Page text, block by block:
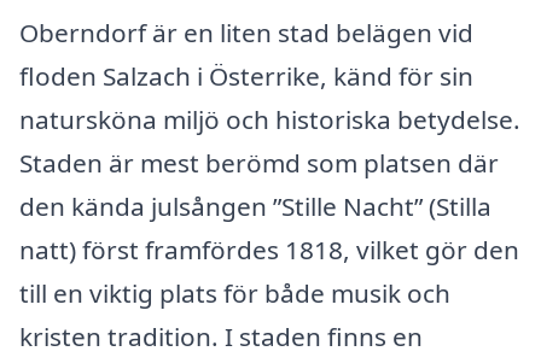
Oberndorf är en liten stad belägen vid
floden Salzach i Österrike, känd för sin
natursköna miljö och historiska betydelse.
Staden är mest berömd som platsen där
den kända julsången ”Stille Nacht” (Stilla
natt) först framfördes 1818, vilket gör den
till en viktig plats för både musik och
kristen tradition. I staden finns en